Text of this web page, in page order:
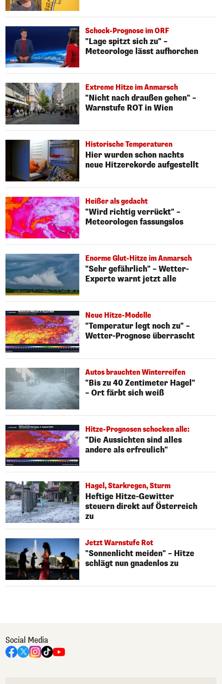
Schock-Prognose im ORF
"Lage spitzt sich zu" –
Meteorologe lässt aufhorchen
Extreme Hitze im Anmarsch
"Nicht nach draußen gehen" –
Warnstufe ROT in Wien
Historische Temperaturen
Hier wurden schon nachts
neue Hitzerekorde aufgestellt
Heißer als gedacht
"Wird richtig verrückt" –
Meteorologen fassungslos
Enorme Glut-Hitze im Anmarsch
"Sehr gefährlich" – Wetter-
Experte warnt jetzt alle
Neue Hitze-Modelle
"Temperatur legt noch zu" –
Wetter-Prognose überrascht
Autos brauchten Winterreifen
"Bis zu 40 Zentimeter Hagel"
– Ort färbt sich weiß
Hitze-Prognosen schocken alle:
"Die Aussichten sind alles
andere als erfreulich"
Hagel, Starkregen, Sturm
Heftige Hitze-Gewitter
steuern direkt auf Österreich
zu
Jetzt Warnstufe Rot
"Sonnenlicht meiden" – Hitze
schlägt nun gnadenlos zu
Social Media